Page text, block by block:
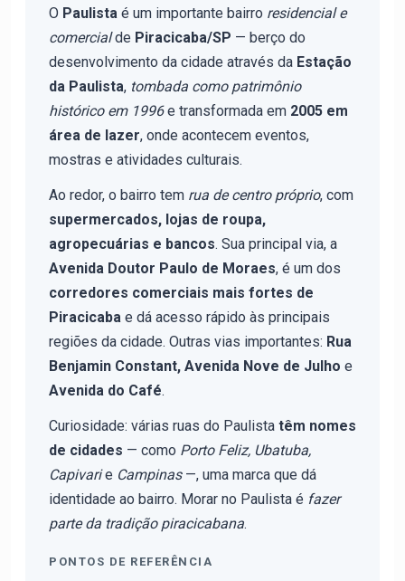
O Paulista é um importante bairro residencial e
comercialde Piracicaba/SP — berço do
desenvolvimento da cidade através da Estação
da Paulista, tombada como patrimônio
histórico em 1996e transformada em 2005 em
área de lazer, onde acontecem eventos,
mostras e atividades culturais.
Ao redor, o bairro tem rua de centro próprio, com
supermercados, lojas de roupa,
agropecuárias e bancos. Sua principal via, a
Avenida Doutor Paulo de Moraes, é um dos
corredores comerciais mais fortes de
Piracicaba e dá acesso rápido às principais
regiões da cidade. Outras vias importantes: Rua
Benjamin Constant, Avenida Nove de Julho e
Avenida do Café.
Curiosidade: várias ruas do Paulista têm nomes
de cidades — como Porto Feliz, Ubatuba,
Capivarie Campinas—, uma marca que dá
identidade ao bairro. Morar no Paulista é fazer
parte da tradição piracicabana.
PONTOS DE REFERÊNCIA